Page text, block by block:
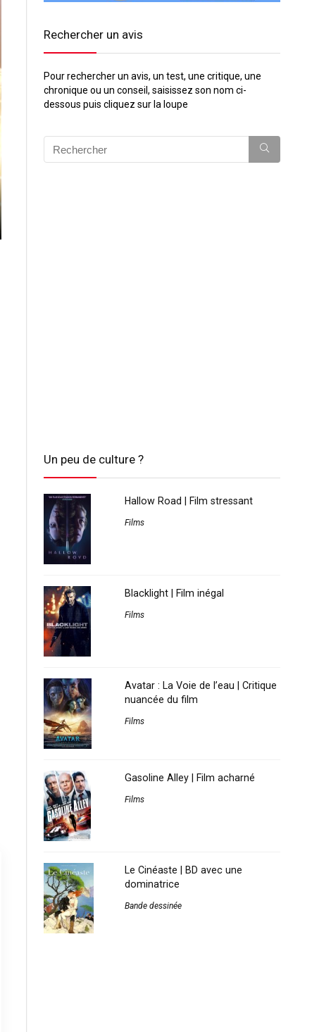
Rechercher un avis
Pour rechercher un avis, un test, une critique, une
chronique ou un conseil, saisissez son nom ci-
dessous puis cliquez sur la loupe
Un peu de culture ?
Hallow Road | Film stressant
Films
Blacklight | Film inégal
Films
Avatar : La Voie de l’eau | Critique
nuancée du film
Films
Gasoline Alley | Film acharné
Films
Le Cinéaste | BD avec une
dominatrice
Bande dessinée